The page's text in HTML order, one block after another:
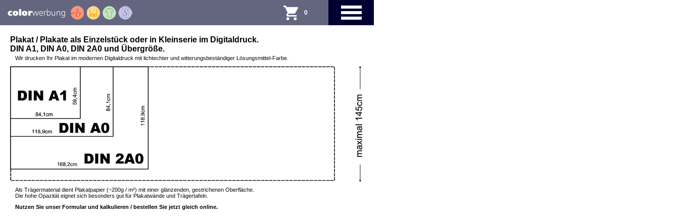
0
Plakat / Plakate als Einzelstück oder in Kleinserie im Digitaldruck.
DIN A1, DIN A0, DIN 2A0 und Übergröße.
Wir drucken Ihr Plakat im modernen Digitaldruck mit lichtechter und witterungsbeständiger Lösungsmittel-Farbe.
Als Trägermaterial dient Plakatpapier (~200g / m²) mit einer glänzenden, gestrichenen Oberfläche.
Die hohe Opazität eignet sich besonders gut für Plakatwände und Trägertafeln.
Nutzen Sie unser Formular und kalkulieren / bestellen Sie jetzt gleich online.